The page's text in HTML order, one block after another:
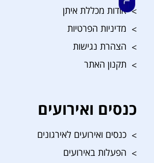
אודות מכללת איתן
מדיניות הפרטיות
הצהרת נגישות
תקנון האתר
כנסים ואירועים
כנסים ואירועים לאירגונים
הפעלות באירועים